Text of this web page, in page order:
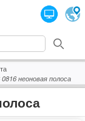
неоновая полоса